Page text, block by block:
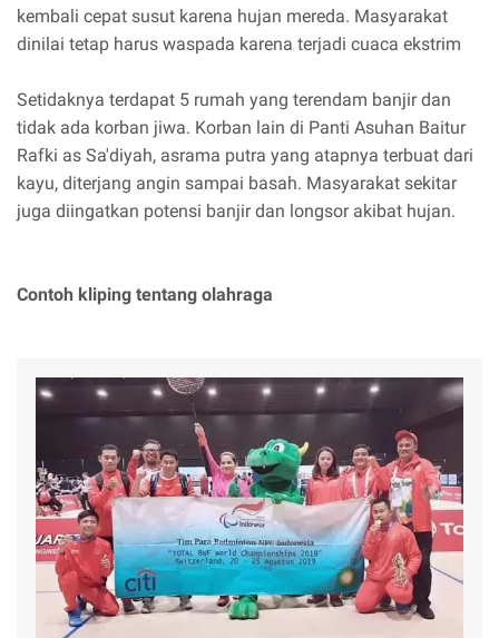
kembali cepat susut karena hujan mereda. Masyarakat
dinilai tetap harus waspada karena terjadi cuaca ekstrim
Setidaknya terdapat 5 rumah yang terendam banjir dan
tidak ada korban jiwa. Korban lain di Panti Asuhan Baitur
Rafki as Sa'diyah, asrama putra yang atapnya terbuat dari
kayu, diterjang angin sampai basah. Masyarakat sekitar
juga diingatkan potensi banjir dan longsor akibat hujan.
Contoh kliping tentang olahraga